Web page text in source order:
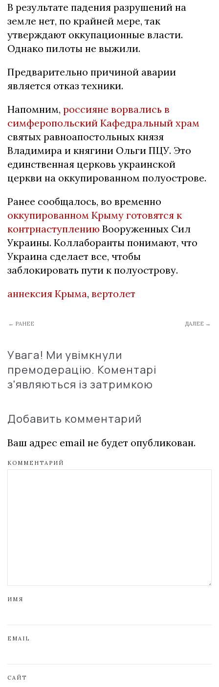
В результате падения разрушений на
земле нет, по крайней мере, так
утверждают оккупационные власти.
Однако пилоты не выжили.
Предварительно причиной аварии
является отказ техники.
Напомним, россияне ворвались в
симферопольский Кафедральный храм
святых равноапостольных князя
Владимира и княгини Ольги ПЦУ. Это
единственная церковь украинской
церкви на оккупированном полуострове.
Ранее сообщалось, во временно
оккупированном Крыму готовятся к
контрнаступлению Вооруженных Сил
Украины. Коллаборанты понимают, что
Украина сделает все, чтобы
заблокировать пути к полуострову.
аннексия Крыма, вертолет
← РАНЕЕ ДАЛЕЕ →
Увага! Ми увімкнули
премодерацію. Коментарі
з'являються із затримкою
Добавить комментарий
Ваш адрес email не будет опубликован.
КОММЕНТАРИЙ
ИМЯ
EMAIL
САЙТ